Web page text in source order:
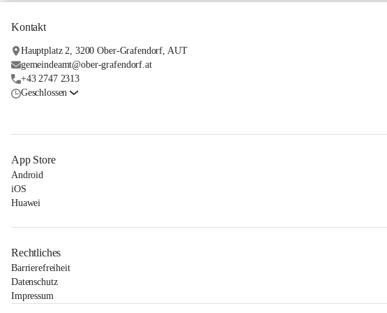
Kontakt
Hauptplatz 2, 3200 Ober-Grafendorf, AUT
gemeindeamt@ober-grafendorf.at
+43 2747 2313
Geschlossen
App Store
Android
iOS
Huawei
Rechtliches
Barrierefreiheit
Datenschutz
Impressum